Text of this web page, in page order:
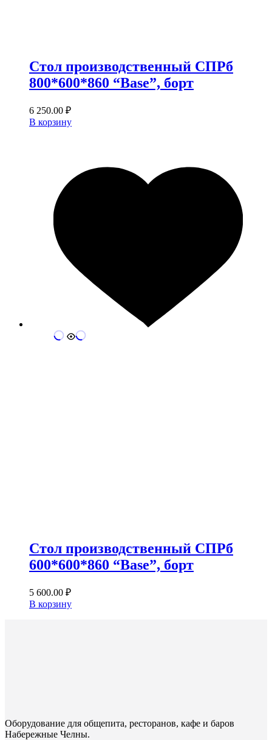
Стол производственный СПРб
800*600*860 “Base”, борт
6 250.00 ₽
В корзину
Стол производственный СПРб
600*600*860 “Base”, борт
5 600.00 ₽
В корзину
Оборудование для общепита, ресторанов, кафе и баров
Набережные Челны.